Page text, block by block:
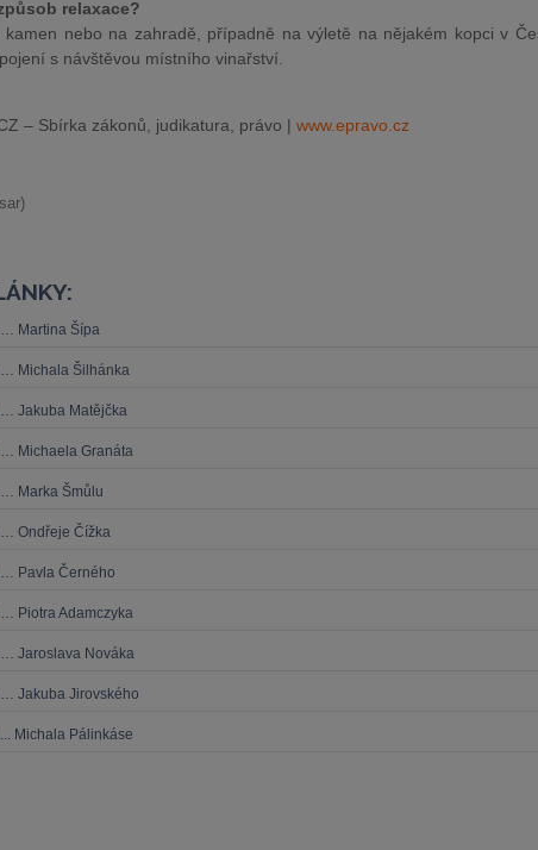
relaxace?
kamen nebo na zahradě, případně na výletě na nějakém kopci v
s návštěvou místního vinařství.
– Sbírka zákonů, judikatura, právo | www.epravo.cz
Martina Šípa
Michala Šilhánka
Jakuba Matějčka
Michaela Granáta
Marka Šmůlu
Ondřeje Čížka
Pavla Černého
Piotra Adamczyka
Jaroslava Nováka
Jakuba Jirovského
Michala Pálinkáse